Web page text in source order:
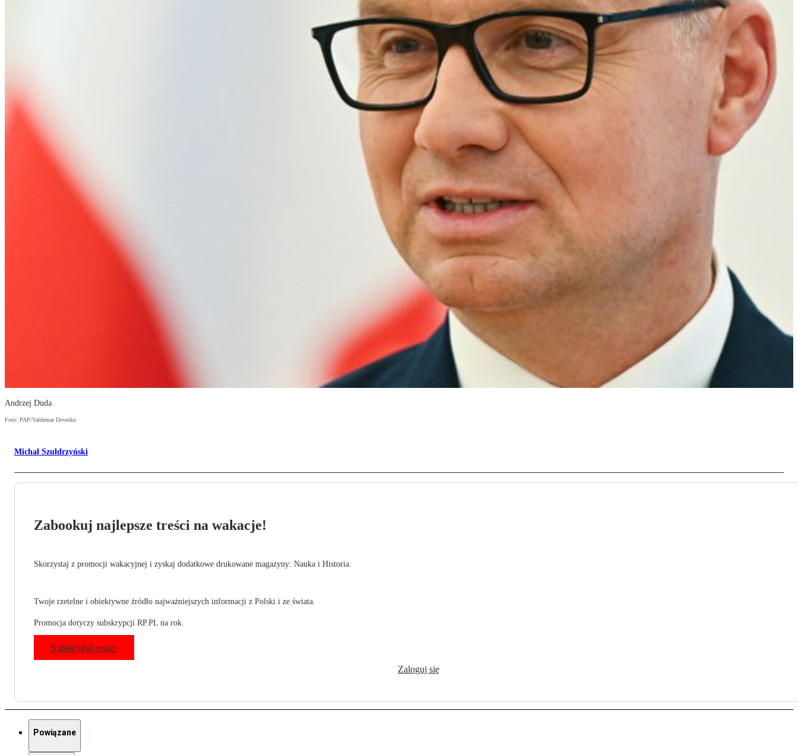
Andrzej Duda
Foto: PAP/Valdemar Doveiko
Michał Szułdrzyński
Zabookuj najlepsze treści na wakacje!
Skorzystaj z promocji wakacyjnej i zyskaj dodatkowe drukowane magazyny: Nauka i Historia.
Twoje rzetelne i obiektywne źródło najważniejszych informacji z Polski i ze świata.
Promocja dotyczy subskrypcji RP.PL na rok.
Subskrybuj teraz!
Zaloguj się
Powiązane